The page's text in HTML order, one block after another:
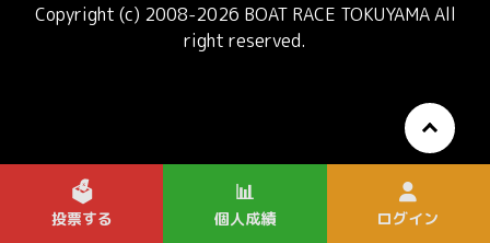
Copyright (c) 2008-2026 BOAT RACE TOKUYAMA All
right reserved.
🗳️
投票する
📊
個人成績 ログイン